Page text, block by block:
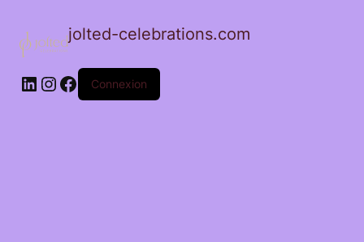
jolted-celebrations.com
LinkedIn
Instagram
Facebook
Connexion